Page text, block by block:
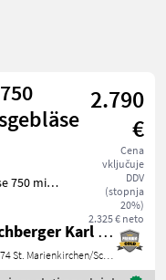
2.790
€
Cena
vključuje
DDV
(stopnja
20%)
2.325 € neto
750 mit
Deschberger Karl Landtechnik GesmbH & Co KG
4774 St. Marienkirchen/Schärding